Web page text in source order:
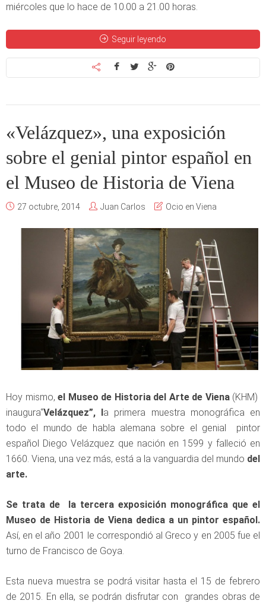
miércoles que lo hace de 10.00 a 21.00 horas.
Seguir leyendo
«Velázquez», una exposición
sobre el genial pintor español en
el Museo de Historia de Viena
27 octubre, 2014 Juan Carlos Ocio en Viena
Hoy mismo, el Museo de Historia del Arte de Viena(KHM)
inaugura“Velázquez”, la primera muestra monográfica en
todo el mundo de habla alemana sobre el genial pintor
español Diego Velázquez que nación en 1599 y falleció en
1660. Viena, una vez más, está a la vanguardia del mundo del
arte.
Se trata de la tercera exposición monográfica que el
Museo de Historia de Viena dedica a un pintor español.
Así, en el año 2001 le correspondió al Greco y en 2005 fue el
turno de Francisco de Goya.
Esta nueva muestra se podrá visitar hasta el 15 de febrero
de 2015. En ella, se podrán disfrutar con grandes obras de